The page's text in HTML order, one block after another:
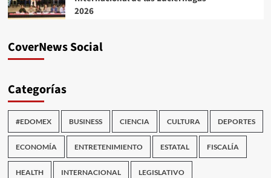
2026
CoverNews Social
Categorías
#EDOMEX BUSINESS CIENCIA CULTURA DEPORTES
ECONOMÍA ENTRETENIMIENTO ESTATAL FISCALÍA
HEALTH INTERNACIONAL LEGISLATIVO